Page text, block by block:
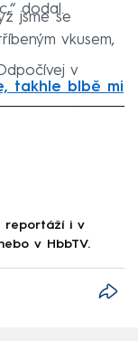
dodal.
jsme se
vkusem,
v
takhle blbě mi
reportáží i v
v HbbTV.